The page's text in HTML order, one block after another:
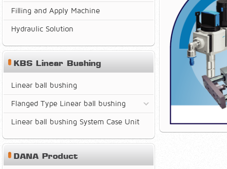
Filling and Apply Machine
Hydraulic Solution
KBS Linear Bushing
Linear ball bushing
Flanged Type Linear ball bushing
Linear ball bushing System Case Unit
DANA Product